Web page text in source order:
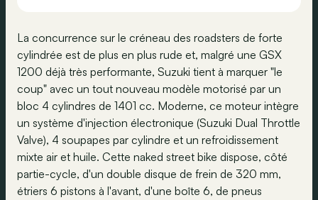
La concurrence sur le créneau des roadsters de forte
cylindrée est de plus en plus rude et, malgré une GSX
1200 déjà très performante, Suzuki tient à marquer "le
coup" avec un tout nouveau modèle motorisé par un
bloc 4 cylindres de 1401 cc. Moderne, ce moteur intègre
un système d'injection électronique (Suzuki Dual Throttle
Valve), 4 soupapes par cylindre et un refroidissement
mixte air et huile. Cette naked street bike dispose, côté
partie-cycle, d'un double disque de frein de 320 mm,
étriers 6 pistons à l'avant, d'une boîte 6, de pneus